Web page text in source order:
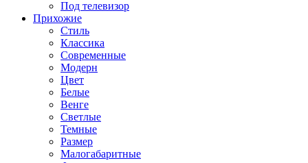
Под телевизор
Прихожие
Стиль
Классика
Современные
Модерн
Цвет
Белые
Венге
Светлые
Темные
Размер
Малогабаритные